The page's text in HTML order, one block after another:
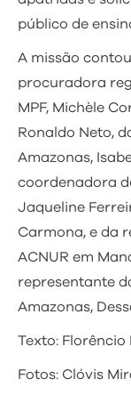
público de
A missão
procuradora
MPF, Michèle
Ronaldo Neto,
Amazonas,
coordenadora
Jaqueline
Carmona, e da
ACNUR em
representante
Amazonas,
Texto: Florêncio
Fotos: Clóvis